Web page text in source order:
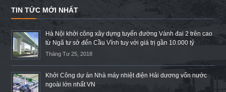
TIN TỨC MỚI NHẤT
Hà Nội khởi công xây dựng tuyến đường Vành đai 2 trên cao
từ Ngã tư sở đến Cầu Vĩnh tuy với giá trị gần 10.000 tỷ
Tháng Tư 25, 2018
Khởi Công dự án Nhà máy nhiệt điện Hải dương vốn nước
ngoài lớn nhất VN